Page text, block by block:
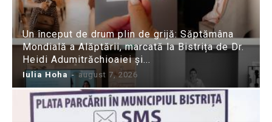
Un început de drum plin de grijă: Săptămâna
Mondială a Alăptării, marcată la Bistrița de Dr.
Heidi Adumitrăchioaiei și...
Iulia Hoha - august 7, 2026